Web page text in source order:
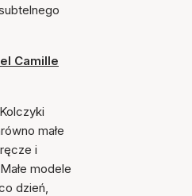
Camille
Kolczyki
małe
i
modele
dzień,